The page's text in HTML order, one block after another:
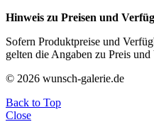
Hinweis zu Preisen und
Sofern Produktpreise und
gelten die Angaben zu Preis
© 2026 wunsch-galerie.de
Back to Top
Close